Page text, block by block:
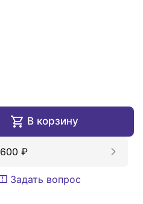
В корзину
600 ₽
Задать вопрос